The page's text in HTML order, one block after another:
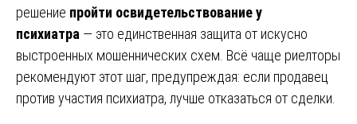
решение пройти освидетельствование у
психиатра — это единственная защита от искусно
выстроенных мошеннических схем. Всё чаще риелторы
рекомендуют этот шаг, предупреждая: если продавец
против участия психиатра, лучше отказаться от сделки.